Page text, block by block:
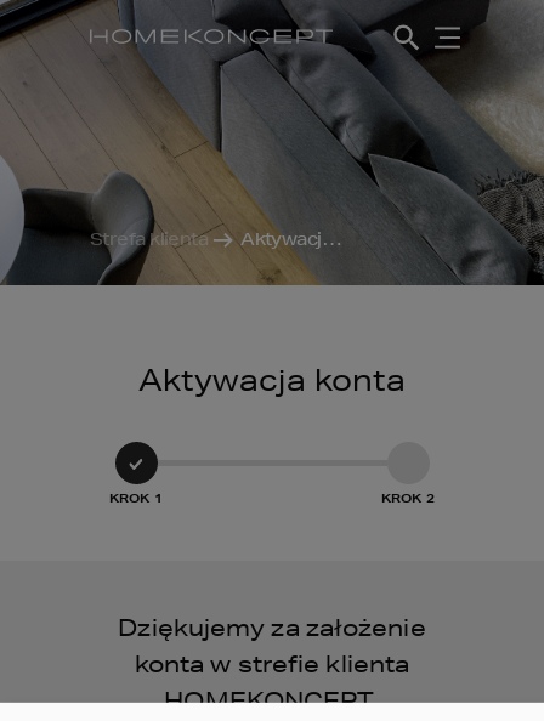
Strefa klienta Aktywacja konta
Aktywacja konta
Dziękujemy za założenie
konta w strefie klienta
HOMEKONCEPT.